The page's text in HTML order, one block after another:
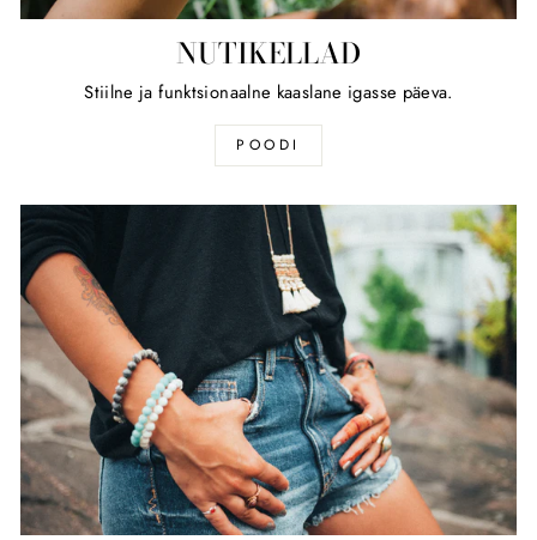
NUTIKELLAD
Stiilne ja funktsionaalne kaaslane igasse päeva.
POODI